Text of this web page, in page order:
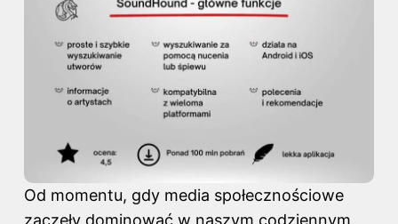
Od momentu, gdy media społecznościowe
zaczęły dominować w naszym codziennym